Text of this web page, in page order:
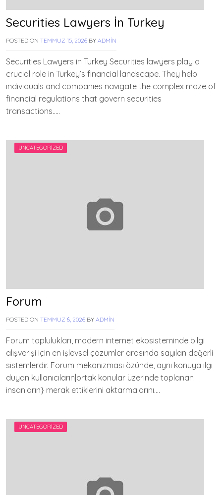
Securities Lawyers İn Turkey
POSTED ON TEMMUZ 15, 2026 BY ADMIN
Securities Lawyers in Turkey Securities lawyers play a
crucial role in Turkey’s financial landscape. They help
individuals and companies navigate the complex maze of
financial regulations that govern securities
transactions…..
UNCATEGORIZED
Forum
POSTED ON TEMMUZ 6, 2026 BY ADMIN
Forum toplulukları, modern internet ekosisteminde bilgi
alışverişi için en işlevsel çözümler arasında sayılan değerli
sistemlerdir. Forum mekanizması özünde, aynı konuya ilgi
duyan kullanıcıların|ortak konular üzerinde toplanan
insanların} merak ettiklerini aktarmalarını….
UNCATEGORIZED